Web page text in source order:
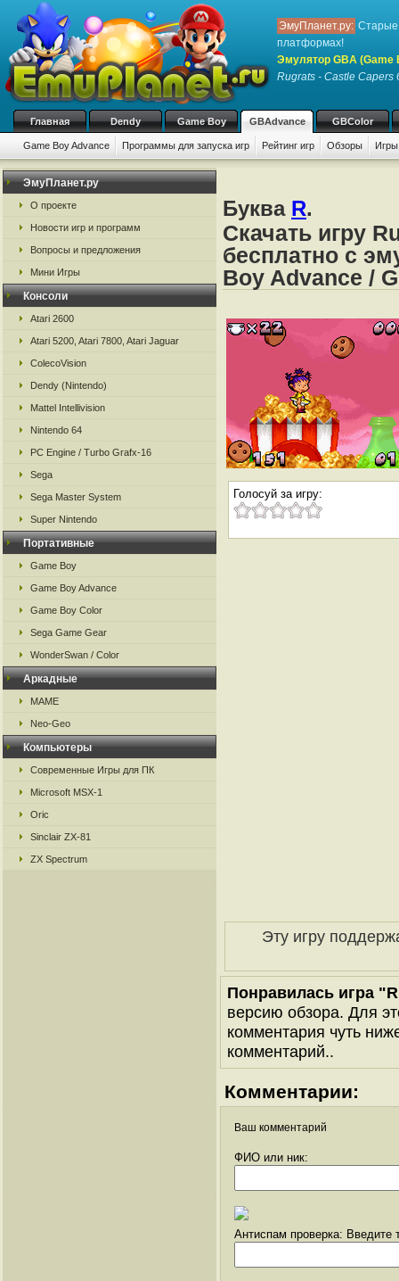
ЭмуПланет.ру: Старые
платформах!
Эмулятор GBA (Game
Rugrats - Castle Capers
Главная Dendy Game Boy GBAdvance GBColor
Game Boy Advance Программы для запуска игр Рейтинг игр Обзоры
ЭмуПланет.ру
О проекте
Новости игр и программ
Вопросы и предложения
Мини Игры
Консоли
Atari 2600
Atari 5200, Atari 7800, Atari Jaguar
ColecoVision
Dendy (Nintendo)
Mattel Intellivision
Nintendo 64
PC Engine / Turbo Grafx-16
Sega
Sega Master System
Super Nintendo
Портативные
Game Boy
Game Boy Advance
Game Boy Color
Sega Game Gear
WonderSwan / Color
Аркадные
MAME
Neo-Geo
Компьютеры
Современные Игры для ПК
Microsoft MSX-1
Oric
Sinclair ZX-81
ZX Spectrum
Буква R.
Скачать игру
бесплатно с
Boy Advance /
Голосуй за игру:
Эту игру
Понравилась игра
версию обзора. Для
комментария чуть
комментарий..
Комментарии:
Ваш комментарий
ФИО или ник:
Антиспам проверка: Введите